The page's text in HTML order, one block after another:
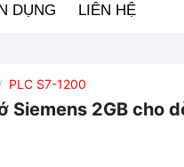
DỤNG LIÊN HỆ
/ PLC S7-1200
2GB cho